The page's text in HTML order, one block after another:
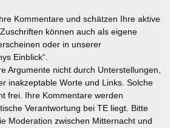
Kommentare und schätzen Ihre aktive
können auch als eigene
oder in unserer
Einblick“.
Argumente nicht durch Unterstellungen,
inakzeptable Worte und Links. Solche
frei. Ihre Kommentare werden
Verantwortung bei TE liegt. Bitte
Moderation zwischen Mitternacht und